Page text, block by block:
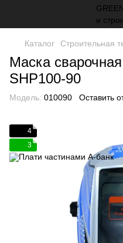
Каталог Строительная
Маска
SHP100-90
Модель: 010090 Оставить
4
3